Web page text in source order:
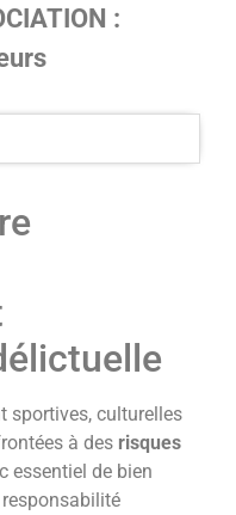
:
sportives, culturelles
à des risques
essentiel de bien